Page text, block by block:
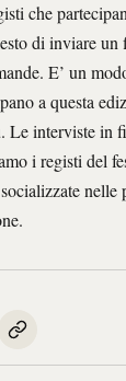
che
di inviare un
E’ un
a questa
Le interviste in
i registi del